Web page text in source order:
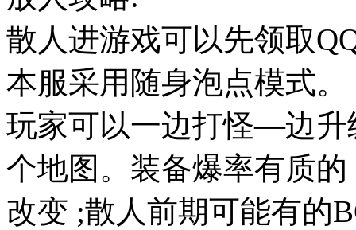
散人进游戏可以先领取
本服采用随身泡点模式。
玩家可以一边打怪—边升
个地图。装备爆率有质的
改变 ;散人前期可能有的